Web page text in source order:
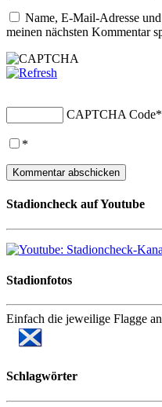
Name, E-Mail-Adresse
meinen nächsten Kommentar
CAPTCHA Code*
*
Stadioncheck auf Youtube
Stadionfotos
Einfach die jeweilige Flagge
Schlagwörter